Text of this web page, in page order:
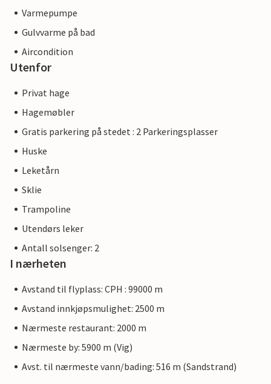
Varmepumpe
Gulvvarme på bad
Aircondition
Utenfor
Privat hage
Hagemøbler
Gratis parkering på stedet : 2 Parkeringsplasser
Huske
Leketårn
Sklie
Trampoline
Utendørs leker
Antall solsenger: 2
I nærheten
Avstand til flyplass: CPH : 99000 m
Avstand innkjøpsmulighet: 2500 m
Nærmeste restaurant: 2000 m
Nærmeste by: 5900 m (Vig)
Avst. til nærmeste vann/bading: 516 m (Sandstrand)